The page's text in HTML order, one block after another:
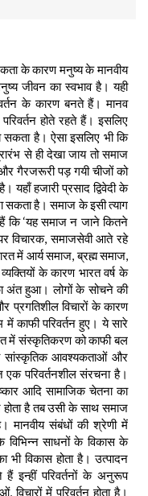
के कारण मनुष्य के मानवीय
जीवन का स्वभाव है। यही
के कारण बनते हैं। मानव
होते रहते हैं। इसलिए
सकता है। ऐसा इसलिए भी कि
से ही देखा जाय तो समाज
गैरजरूरी पड़ गयी चीजों को
यहाँ हजारी प्रसाद द्विवेदी के
सकता है। समाज के इसी त्याग
कि ‘यह समाज न जाने कितने
विचारक, समाजसेवी आते रहे
में आर्य समाज, ब्रह्म समाज,
के कारण भारत वर्ष के
अंत हुआ। लोगों के सोचने की
प्रगतिशील विचारों के कारण
काफी परिवर्तन हुए। ये सारे
में संस्कृतिकरण को काफी बल
सांस्कृतिक आवश्यकताओं और
एक परिवर्तनशील संरचना है।
आदि सामाजिक चेतना का
होता है तब उसी के साथ समाज
मानवीय संबंधों की श्रेणी में
साधनों के विकास के
विकास होता है। उत्पादन
इन्हीं परिवर्तनों के अनुरूप
में परिवर्तन होता है।